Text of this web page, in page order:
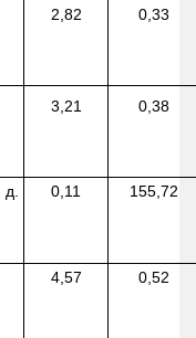
2,82 0,33
3,21 0,38
д.
0,11 155,72
4,57 0,52